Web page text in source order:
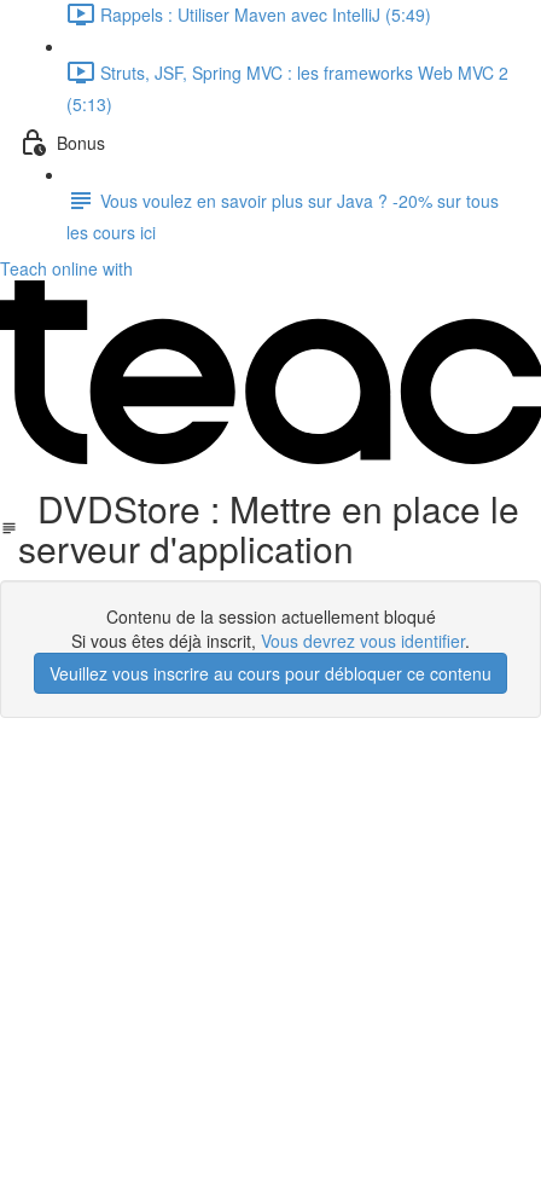
Rappels : Utiliser Maven avec IntelliJ (5:49)
Struts, JSF, Spring MVC : les frameworks Web MVC 2
(5:13)
Bonus
Vous voulez en savoir plus sur Java ? -20% sur tous
les cours ici
Teach online with
DVDStore : Mettre en place le
serveur d'application
Contenu de la session actuellement bloqué
Si vous êtes déjà inscrit, Vous devrez vous identifier.
Veuillez vous inscrire au cours pour débloquer ce contenu